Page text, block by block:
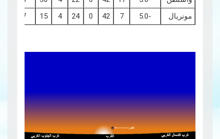
مونريال
-5.0
7
42
0
24
4
15
3.7